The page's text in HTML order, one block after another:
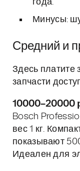
года.
Минусы:
Средний и
Здесь платите
запчасти
10000–20000
Bosch
вес 1 кг.
показывают
Идеален для